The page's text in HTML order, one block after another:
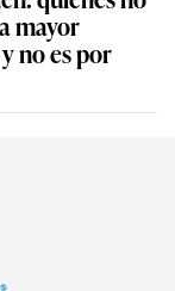
mayor
no es por